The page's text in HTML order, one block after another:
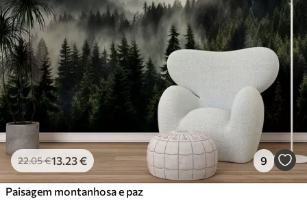
Premium
56.67 34 €/m²
Vinil Premium
65.0039 .00 € /m²
Peel and Stick
81.6749.00€/m²
22.05€13 .23€ 9
Paisagem montanhosa e paz